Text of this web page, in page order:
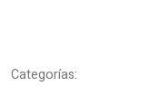
Categorías: